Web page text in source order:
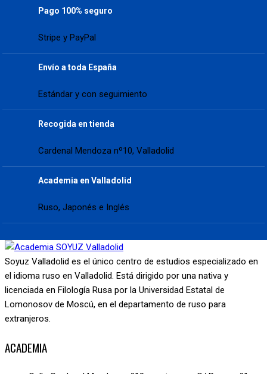
Pago 100% seguro
Stripe y PayPal
Envío a toda España
Estándar y con seguimiento
Recogida en tienda
Cardenal Mendoza nº10, Valladolid
Academia en Valladolid
Ruso, Japonés e Inglés
Soyuz Valladolid es el único centro de estudios especializado en
el idioma ruso en Valladolid. Está dirigido por una nativa y
licenciada en Filología Rusa por la Universidad Estatal de
Lomonosov de Moscú, en el departamento de ruso para
extranjeros.
ACADEMIA